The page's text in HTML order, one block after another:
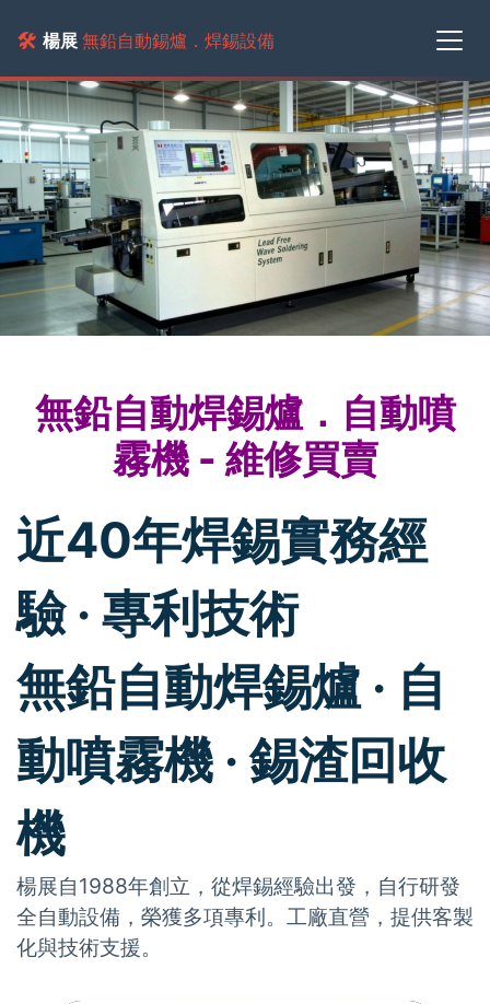
🛠️ 楊展 無鉛自動錫爐．焊錫設備
無鉛自動焊錫爐．自動噴
霧機 - 維修買賣
近40年焊錫實務經
驗 · 專利技術
無鉛自動焊錫爐 · 自
動噴霧機 · 錫渣回收
機
楊展自1988年創立，從焊錫經驗出發，自行研發
全自動設備，榮獲多項專利。工廠直營，提供客製
化與技術支援。